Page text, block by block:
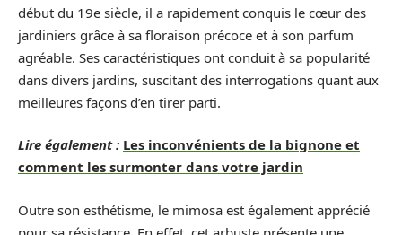
début du 19e siècle, il a rapidement conquis le cœur des
jardiniers grâce à sa floraison précoce et à son parfum
agréable. Ses caractéristiques ont conduit à sa popularité
dans divers jardins, suscitant des interrogations quant aux
meilleures façons d’en tirer parti.
Lire également : Les inconvénients de la bignone et
comment les surmonter dans votre jardin
Outre son esthétisme, le mimosa est également apprécié